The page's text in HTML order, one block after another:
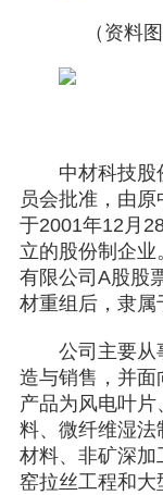
（资料
中材科技股
员会批准，由原
于2001年12月
立的股份制企
有限公司A股股
材重组后，隶属
公司主要从
造与销售，并
产品为风电叶
料、微纤维湿法
材料、非矿深
窑拉丝工程和大